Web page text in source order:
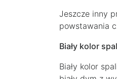
Jeszcze inny
powstawania
Biały kolor
Biały kolor